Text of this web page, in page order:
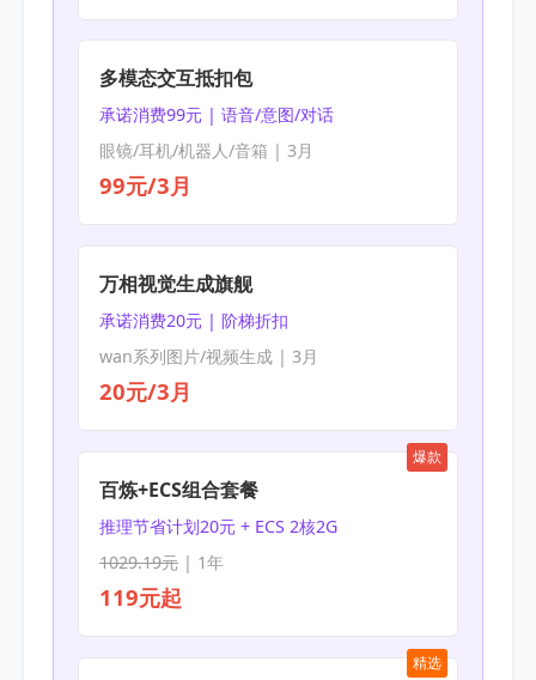
多模态交互抵扣包
承诺消费99元 | 语音/意图/对话
眼镜/耳机/机器人/音箱 | 3月
99元/3月
万相视觉生成旗舰
承诺消费20元 | 阶梯折扣
wan系列图片/视频生成 | 3月
20元/3月
爆款
百炼+ECS组合套餐
推理节省计划20元 + ECS 2核2G
1029.19元| 1年
119元起
精选